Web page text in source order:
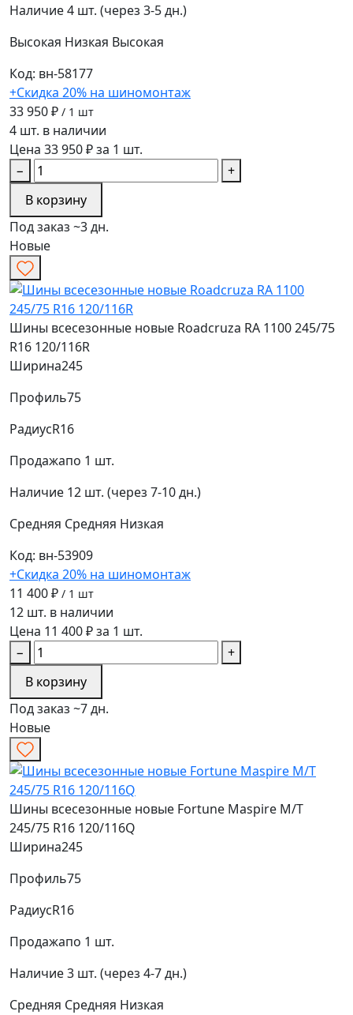
Наличие4 шт. (через 3-5 дн.)
Высокая Низкая Высокая
Код: вн-58177
+Скидка 20% на шиномонтаж
33 950 ₽ / 1 шт
4 шт. в наличии
Цена 33 950 ₽ за 1 шт.
−
+
В корзину
Под заказ ~3 дн.
Новые
Шины всесезонные новые Roadcruza RA 1100 245/75
R16 120/116R
Ширина245
Профиль75
РадиусR16
Продажапо 1 шт.
Наличие 12 шт. (через 7-10 дн.)
Средняя Средняя Низкая
Код: вн-53909
+Скидка 20% на шиномонтаж
11 400 ₽ / 1 шт
12 шт. в наличии
Цена 11 400 ₽ за 1 шт.
−
+
В корзину
Под заказ ~7 дн.
Новые
Шины всесезонные новые Fortune Maspire M/T
245/75 R16 120/116Q
Ширина245
Профиль75
РадиусR16
Продажапо 1 шт.
Наличие3 шт. (через 4-7 дн.)
Средняя Средняя Низкая